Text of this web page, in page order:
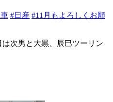
#日産 #11月もよろしくお願
次男と大黒、辰巳ツーリン